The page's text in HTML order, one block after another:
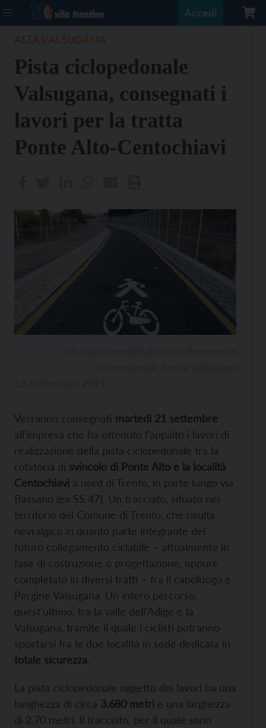
Accedi
Pista ciclopedonale
Valsugana, consegnati i
lavori per la tratta
Ponte Alto-Centochiavi
Verranno consegnati martedì 21 settembre
all’impresa che ha ottenuto l’appalto i lavori di
realizzazione della pista ciclopedonale tra la
rotatoria di svincolo di Ponte Alto e la località
Centochiavi a nord di Trento, in parte lungo via
Bassano (ex SS 47). Un tracciato, situato nel
territorio del Comune di Trento, che risulta
nevralgico in quanto parte integrante del
futuro collegamento ciclabile – attualmente in
fase di costruzione o progettazione, oppure
completato in diversi tratti – fra il capoluogo e
Pergine Valsugana. Un intero percorso,
quest’ultimo, tra la valle dell’Adige e la
Valsugana, tramite il quale i ciclisti potranno
spostarsi fra le due località in sede dedicata in
totale sicurezza.
La pista ciclopedonale oggetto dei lavori ha una
lunghezza di circa 3.680 metri e una larghezza
di 2,70 metri. Il tracciato, per il quale sono